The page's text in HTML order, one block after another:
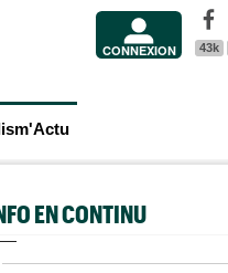
CONNEXION 43k
EN CONTINU